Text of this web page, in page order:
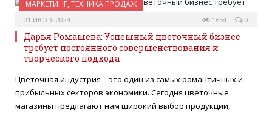
МАРКЕТИНГ, ТЕХНИКА ПРОДАЖ
01 ИЮЛЯ 2024 0
1654
Дарья Ромашева: Успешный цветочный бизнес
требует постоянного совершенствования и
творческого подхода
Цветочная индустрия – это один из самых романтичных и
прибыльных секторов экономики. Сегодня цветочные
магазины предлагают нам широкий выбор продукции,